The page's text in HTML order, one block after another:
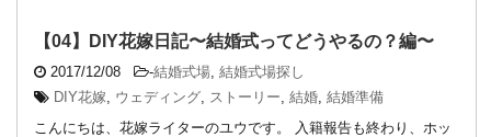
【04】DIY花嫁日記〜結婚式ってどうやるの？編〜
2017/12/08 -結婚式場 結婚式場探し
DIY花嫁
ウェディング ストーリー 結婚 結婚準備
こんにちは、花嫁ライターのユウです。 入籍報告も終わり、ホッ